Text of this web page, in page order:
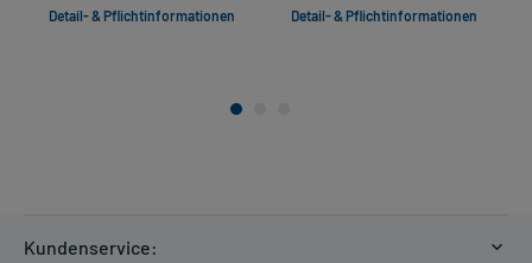
Detail- & Pflichtinformationen Detail- & Pflichtinformationen
Kundenservice: